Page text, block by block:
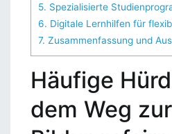
5. Spezialisierte
6. Digitale Lernhilfen für
7. Zusammenfassung und
Häufige
dem Weg zur